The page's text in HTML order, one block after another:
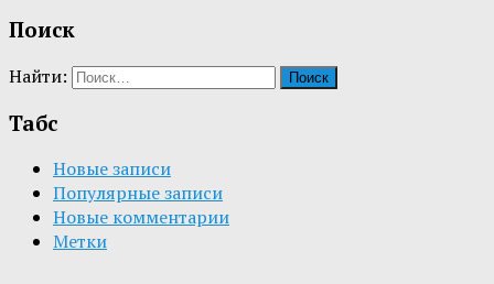
Поиск
Найти:
Табс
Новые записи
Популярные записи
Новые комментарии
Метки